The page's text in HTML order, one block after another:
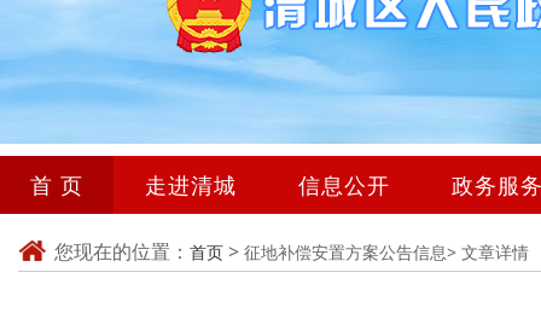
首 页 走进清城 信息公开 政务服
您现在的位置： 首页 > 征地补偿安置方案公告信息> 文章详情